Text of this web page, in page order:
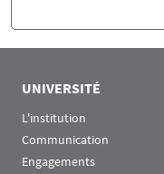
UNIVERSITÉ
L'institution
Communication
Engagements